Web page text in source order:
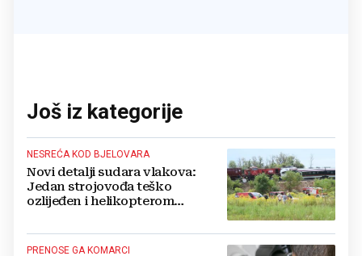
Još iz kategorije
NESREĆA KOD BJELOVARA
Novi detalji sudara vlakova:
Jedan strojovođa teško
ozlijeđen i helikopterom
velikom šoku
PRENOSE GA KOMARCI